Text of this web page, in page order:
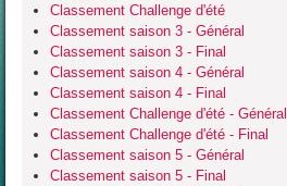
Classement Challenge d'été
Classement saison 3 - Général
Classement saison 3 - Final
Classement saison 4 - Général
Classement saison 4 - Final
Classement Challenge d'été - Général
Classement Challenge d'été - Final
Classement saison 5 - Général
Classement saison 5 - Final